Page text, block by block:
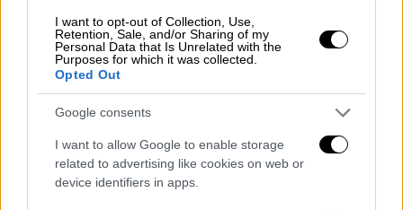
I want to opt-out of Collection, Use,
Retention, Sale, and/or Sharing of my
Personal Data that Is Unrelated with the
Purposes for which it was collected.
Opted Out
Google consents
I want to allow Google to enable storage
related to advertising like cookies on web or
device identifiers in apps.